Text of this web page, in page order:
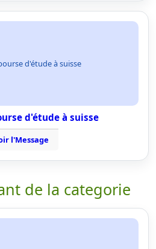
d'étude à suisse
d'étude à suisse
l'Message
de la categorie